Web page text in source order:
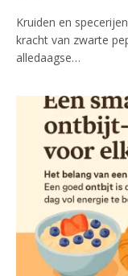
Kruiden en
kracht van zwarte
alledaagse…